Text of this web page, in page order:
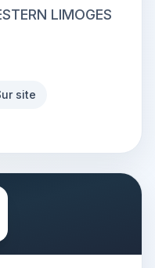
LIMOGES
site